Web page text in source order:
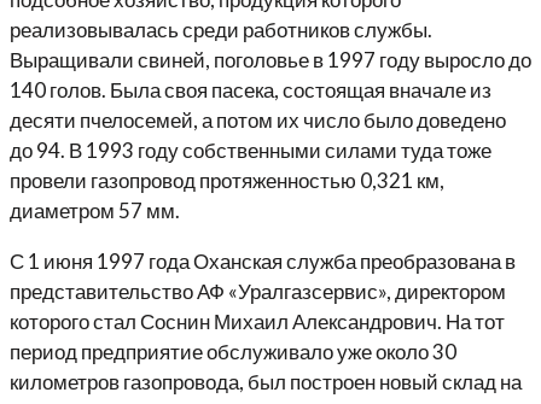
реализовывалась среди работников службы.
Выращивали свиней, поголовье в 1997 году выросло до
140 голов. Была своя пасека, состоящая вначале из
десяти пчелосемей, а потом их число было доведено
до 94. В 1993 году собственными силами туда тоже
провели газопровод протяженностью 0,321 км,
диаметром 57 мм.
С 1 июня 1997 года Оханская служба преобразована в
представительство АФ «Уралгазсервис», директором
которого стал Соснин Михаил Александрович. На тот
период предприятие обслуживало уже около 30
километров газопровода, был построен новый склад на